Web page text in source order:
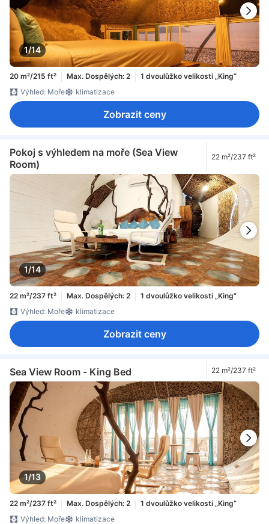
1/14
20 m²/215 ft² Max. Dospělých: 2
1 dvoulůžko velikosti „King“
Výhled: Moře
klimatizace
Zobrazit ceny
Pokoj s výhledem na moře (Sea View
Room)
22 m²/237 ft²
1/14
22 m²/237 ft² Max. Dospělých: 2
1 dvoulůžko velikosti „King“
Výhled: Moře
klimatizace
Zobrazit ceny
Sea View Room - King Bed 22 m²/237 ft²
1/13
22 m²/237 ft² Max. Dospělých: 2
1 dvoulůžko velikosti „King“
Výhled: Moře
klimatizace